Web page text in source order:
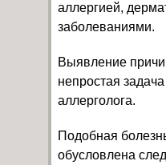
аллергией,
заболеваниями.
Выявление
непростая
аллерголога.
Подобная
обусловлена